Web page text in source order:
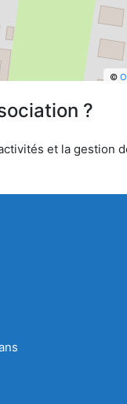
©
?
et la